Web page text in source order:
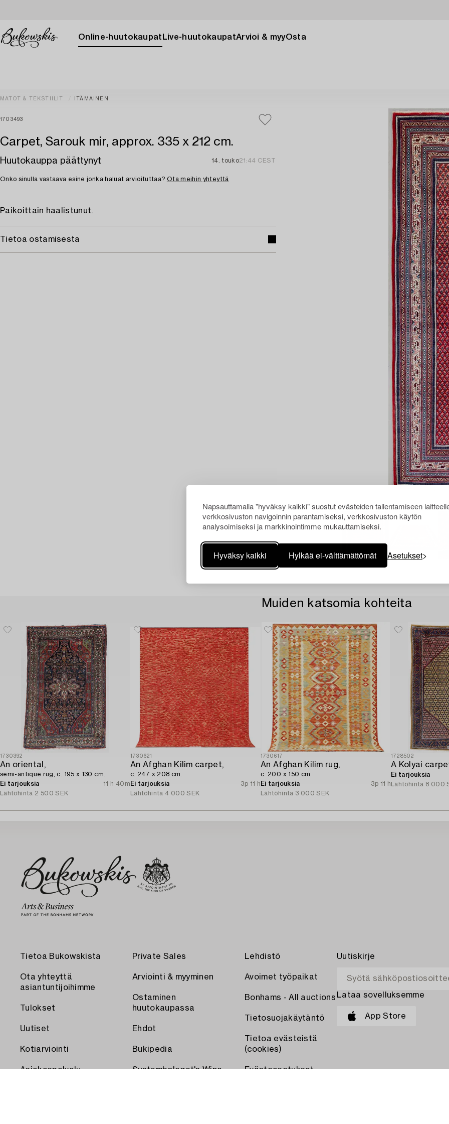
Napsauttamalla "hyväksy kaikki" suostut evästeiden tallentamiseen
verkkosivuston navigoinnin parantamiseksi, verkkosivuston käytön
analysoimiseksi ja markkinointimme mukauttamiseksi.
Hyväksy kaikki Hylkää ei-välttämättömät Asetukset
Online-huutokaupat Live-huutokaupatArvioi & myyOsta
MATOT & TEKSTIILIT ITÄMAINEN
1703493
Carpet, Sarouk mir, approx. 335 x 212 cm.
Huutokauppa päättynyt 14. touko21:44 CEST
Onko sinulla vastaava esine jonka haluat arvioituttaa? Ota meihin yhteyttä
Paikoittain haalistunut.
Tietoa ostamisesta
Muiden katsomia kohteita
1730392
An oriental,
semi-antique rug, c. 195 x 130 cm.
Ei tarjouksia
11 h 40m
Lähtöhinta 2 500 SEK
1730621
An Afghan Kilim carpet,
c. 247 x 208 cm.
Ei tarjouksia
3p 11 h
Lähtöhinta 4 000 SEK
1730617
An Afghan Kilim rug,
c. 200 x 150 cm.
Ei tarjouksia
3p 11 h
Lähtöhinta 3 000 SEK
1728502
Ei tarjouksia
Lähtöhinta 8 000
Tietoa Bukowskista
Ota yhteyttä
asiantuntijoihimme
Tulokset
Uutiset
Kotiarviointi
Asiakaspalvelu
Private Sales
Arviointi & myyminen
Ostaminen
huutokaupassa
Ehdot
Bukipedia
Systembolaget's Wine
Lehdistö
Avoimet työpaikat
Bonhams - All auctions
Tietosuojakäytäntö
Tietoa evästeistä
(cookies)
Evästeasetukset
Uutiskirje
Lataa sovelluksemme
App Store